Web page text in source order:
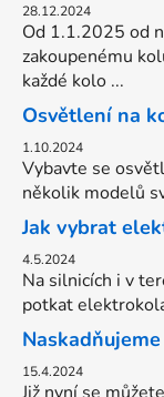
28.12.2024
Od 1.1.2025 od
zakoupenému
každé kolo ...
Osvětlení na
1.10.2024
Vybavte se
několik modelů
Jak vybrat
4.5.2024
Na silnicích i v
potkat
15.4.2024